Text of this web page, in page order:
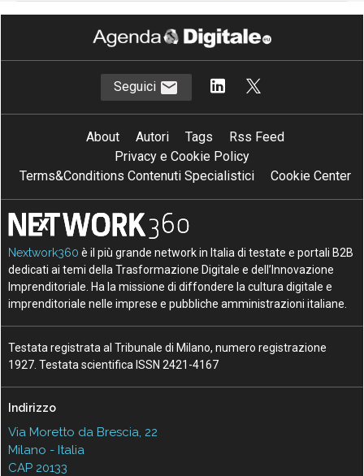
Seguici
About Autori Tags
Rss Feed
Privacy e Cookie Policy
Terms&Conditions Contenuti Specialistici
Cookie Center
Nextwork360 è il più grande network in Italia di testate e portali B2B
dedicati ai temi della Trasformazione Digitale e dell’Innovazione
Imprenditoriale. Ha la missione di diffondere la cultura digitale e
imprenditoriale nelle imprese e pubbliche amministrazioni italiane.
Testata registrata al Tribunale di Milano, numero registrazione
1927. Testata scientifica ISSN 2421-4167
Indirizzo
Via Moretto da Brescia, 22
Milano - Italia
CAP 20133